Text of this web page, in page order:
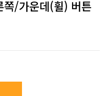
쪽/가운데(휠) 버튼